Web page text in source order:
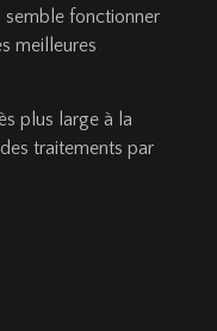
semble fonctionner
meilleures
plus large à la
traitements par